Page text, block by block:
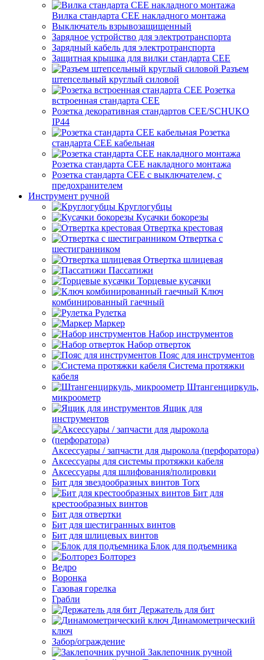
Вилка стандарта CEE накладного монтажа
Выключатель взрывозащищенный
Зарядное устройство для электротранспорта
Зарядный кабель для электротранспорта
Защитная крышка для вилки стандарта CEE
Разъем
штепсельный круглый силовой
Розетка
встроенная стандарта CEE
Розетка декоративная стандартов CEE/SCHUKO
IP44
Розетка
стандарта СЕЕ кабельная
Розетка стандарта СЕЕ накладного монтажа
Розетка стандарта СЕЕ с выключателем, с
предохранителем
Инструмент ручной
Круглогубцы
Кусачки бокорезы
Отвертка крестовая
Отвертка с
шестигранником
Отвертка шлицевая
Пассатижи
Торцевые кусачки
Ключ
комбинированный гаечный
Рулетка
Маркер
Набор инструментов
Набор отверток
Пояс для инструментов
Система протяжки
кабеля
Штангенциркуль,
микроометр
Ящик для
инструментов
Аксессуары / запчасти для дырокола (перфоратора)
Аксессуары для системы протяжки кабеля
Аксессуары для шлифования/полировки
Бит для звездообразных винтов Torx
Бит для
крестообразных винтов
Бит для отвертки
Бит для шестигранных винтов
Бит для шлицевых винтов
Блок для подъемника
Болторез
Ведро
Воронка
Газовая горелка
Грабли
Держатель для бит
Динамометрический
ключ
Забор/ограждение
Заклепочник ручной